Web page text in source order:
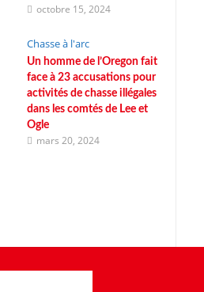
octobre 15, 2024
Chasse à l'arc
Un homme de l’Oregon fait
face à 23 accusations pour
activités de chasse illégales
dans les comtés de Lee et
Ogle
mars 20, 2024